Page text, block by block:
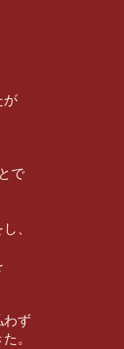
が
で
、
わず
。